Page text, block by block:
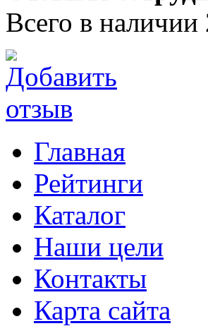
Всего в
Главная
Рейтинги
Каталог
Наши цели
Контакты
Карта сайта